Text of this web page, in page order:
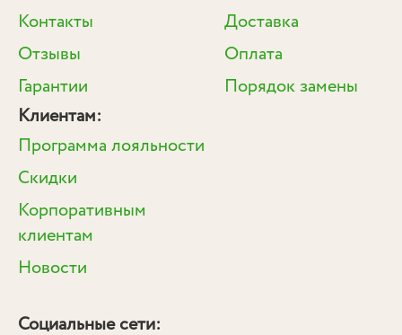
Контакты
Отзывы
Гарантии
Доставка
Оплата
Порядок замены
Клиентам:
Программа лояльности
Скидки
Корпоративным
клиентам
Новости
Социальные сети: